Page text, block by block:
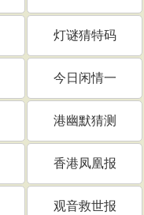
灯谜猜特码
今日闲情一
港幽默猜测
香港凤凰报
观音救世报